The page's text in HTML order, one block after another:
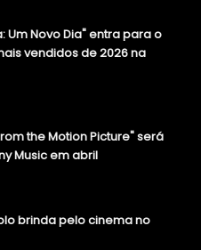
Um Novo Dia" entra para o
vendidos de 2026 na
the Motion Picture" será
Music em abril
brinda pelo cinema no